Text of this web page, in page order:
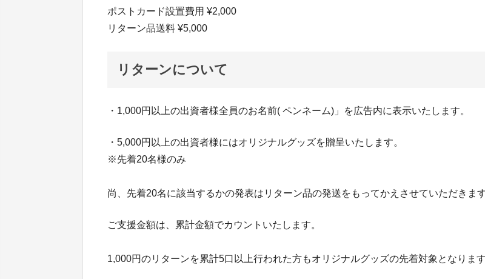
ポストカード設置費用 ¥2,000
リターン品送料 ¥5,000
リターンについて
・1,000円以上の出資者様全員のお名前( ペンネーム)」を広告内に表示いたします。
・5,000円以上の出資者様にはオリジナルグッズを贈呈いたします。
※先着20名様のみ
尚、先着20名に該当するかの発表はリターン品の発送をもってかえさせていただきます
ご支援金額は、累計金額でカウントいたします。
1,000円のリターンを累計5口以上行われた方もオリジナルグッズの先着対象となります